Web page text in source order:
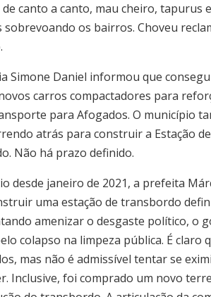
canto a canto, mau cheiro, tapurus
sobrevoando os bairros. Choveu
Simone Daniel informou que
carros compactadores para
para Afogados. O município
atrás para construir a Estação de
Não há prazo definido.
desde janeiro de 2021, a prefeita
uma estação de transbordo
amenizar o desgaste político, o
colapso na limpeza pública. É claro
mas não é admissível tentar se
Inclusive, foi comprado um novo